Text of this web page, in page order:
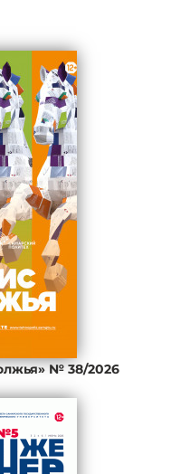
№ 38/2026